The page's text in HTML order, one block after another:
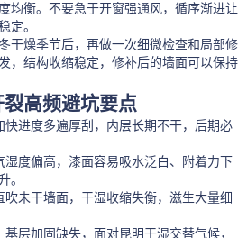
均衡。不要急于开窗强通风，循序渐进让
定。
干燥季节后，再做一次细微检查和局部修
，结构收缩稳定，修补后的墙面可以保持
高频避坑要点
快进度多遍厚刮，内层长期不干，后期必
湿度偏高，漆面容易吸水泛白、附着力下
。
吹未干墙面，干湿收缩失衡，滋生大量细
基层加固缺失，面对昆明干湿交替气候，